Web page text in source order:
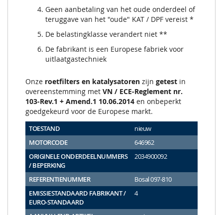
Geen aanbetaling van het oude onderdeel of
teruggave van het "oude" KAT / DPF vereist *
De belastingklasse verandert niet **
De fabrikant is een Europese fabriek voor
uitlaatgastechniek
Onze roetfilters en katalysatoren zijn getest in
overeenstemming met VN / ECE-Reglement nr.
103-Rev.1 + Amend.1 10.06.2014 en onbeperkt
goedgekeurd voor de Europese markt.
TOESTAND
nieuw
MOTORCODE
646962
ORIGINELE ONDERDEELNUMMERS
/ BEPERKING
2034900092
REFERENTIENUMMER
Bosal 097-810
EMISSIESTANDAARD FABRIKANT /
EURO-STANDAARD
4